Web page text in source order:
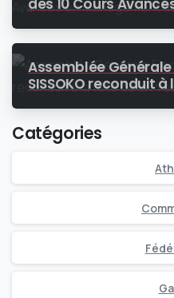
des 10 Cours
Assemblée Générale
SISSOKO reconduit
Catégories